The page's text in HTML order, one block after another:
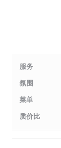
服务
氛围
菜单
质价比